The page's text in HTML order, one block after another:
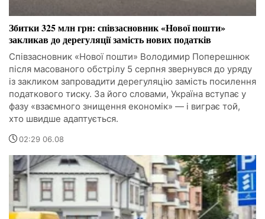
Збитки 325 млн грн: співзасновник «Нової пошти»
закликав до дерегуляції замість нових податків
Співзасновник «Нової пошти» Володимир Поперешнюк
після масованого обстрілу 5 серпня звернувся до уряду
із закликом запровадити дерегуляцію замість посилення
податкового тиску. За його словами, Україна вступає у
фазу «взаємного знищення економік» — і виграє той,
хто швидше адаптується.
02:29 06.08